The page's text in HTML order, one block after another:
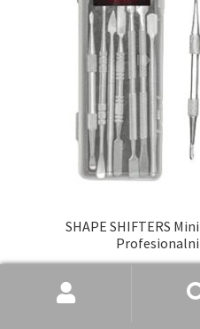
SHAPE SHIFTERS